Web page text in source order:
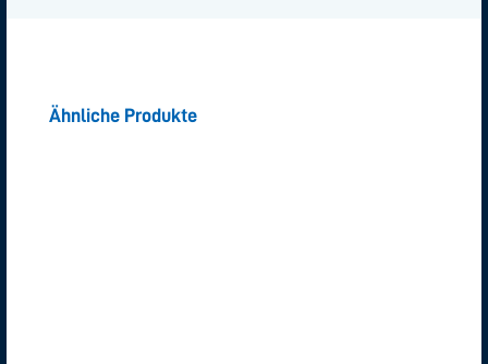
Ähnliche Produkte